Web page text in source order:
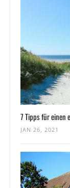
7 Tipps für einen
JAN 26, 2021